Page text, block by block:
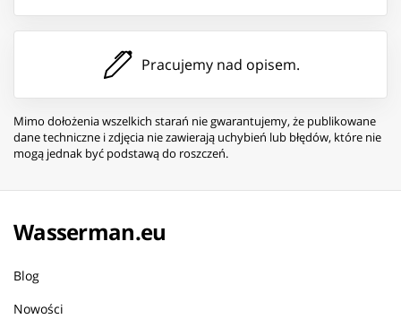
Pracujemy nad opisem.
Mimo dołożenia wszelkich starań nie gwarantujemy, że publikowane
dane techniczne i zdjęcia nie zawierają uchybień lub błędów, które nie
mogą jednak być podstawą do roszczeń.
Wasserman.eu
Blog
Nowości